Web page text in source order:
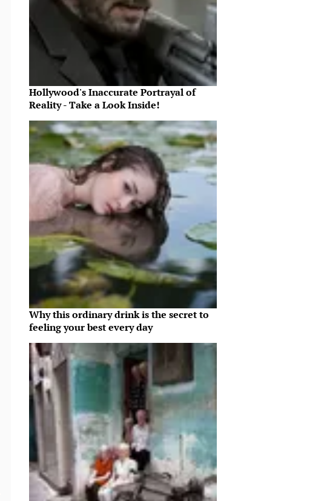
Hollywood's Inaccurate Portrayal of
Reality - Take a Look Inside!
Why this ordinary drink is the secret to
feeling your best every day